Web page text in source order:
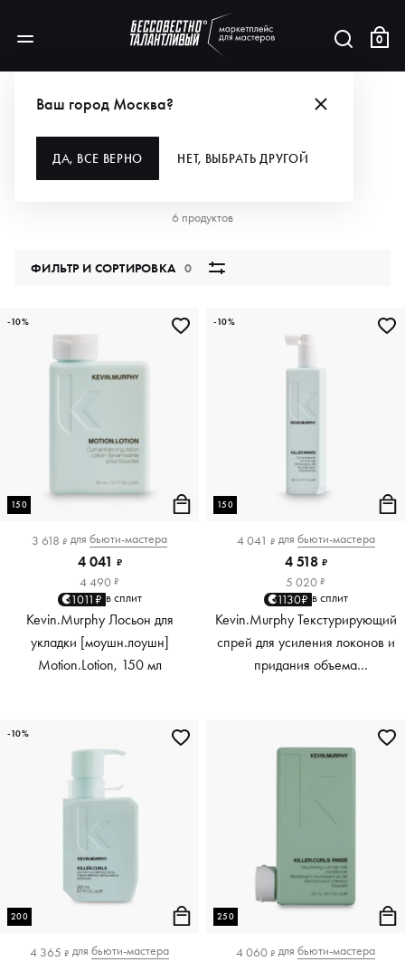
0
Ваш город Москва?
ДА, ВСЕ ВЕРНО НЕТ, ВЫБРАТЬ ДРУГОЙ
БЕРИ ОТ 15% ВЫГОДЫ НА
6 продуктов
ФИЛЬТР И СОРТИРОВКА0
150
3 618 ₽ для бьюти-мастера
4 041 ₽
4 490 ₽
1011₽ в сплит
Kevin.Murphy Лосьон для
укладки [моушн.лоушн]
Motion.Lotion, 150 мл
-10%
150
4 041 ₽ для бьюти-мастера
4 518 ₽
5 020 ₽
1130₽ в сплит
Kevin.Murphy Текстурирующий
спрей для усиления локонов и
придания объема
-10%
200
4 365 ₽ для бьюти-мастера
-10%
250
4 060 ₽ для бьюти-мастера